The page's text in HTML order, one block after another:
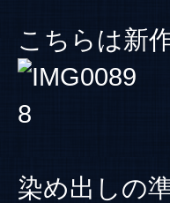
こちらは新
染め出しの